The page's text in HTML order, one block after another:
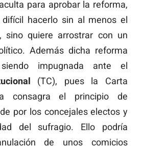
para aprobar la reforma,
hacerlo sin al menos el
sino quiere arrostrar con un
Además dicha reforma
impugnada ante el
(TC), pues la Carta
consagra el principio de
por los concejales electos y
del sufragio. Ello podría
de unos comicios